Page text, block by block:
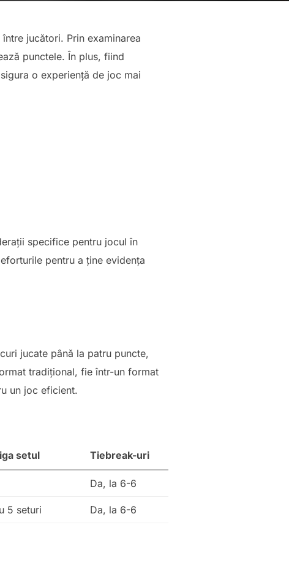
jucători. Prin examinarea
punctele. În plus, fiind
o experiență de joc mai
specifice pentru jocul în
pentru a ține evidența
jucate până la patru puncte,
tradițional, fie într-un format
un joc eficient.
setul Tiebreak-uri
Da, la 6-6
5 seturi Da, la 6-6